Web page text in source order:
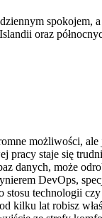
spokojem,
oraz
możliwości, ale
pracy staje się
danych, może
DevOps,
stosu technologii
kilku lat robisz